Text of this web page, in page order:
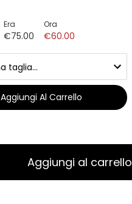
Era
€75.00
Ora
€60.00
Aggiungi Al Carrello
Aggiungi al carrello